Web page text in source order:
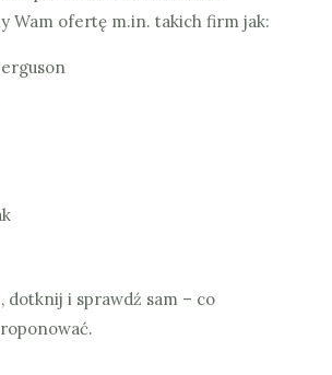
Wam ofertę m.in. takich firm jak:
dotknij i sprawdź sam – co